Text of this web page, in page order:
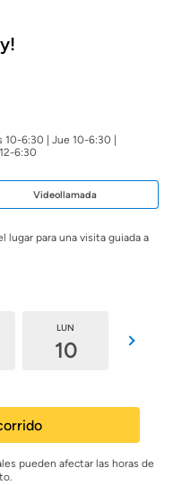
6:30 | Jue 10-6:30 |
6:30
Videollamada
lugar para una visita guiada a
LUN
10
pueden afectar las horas de